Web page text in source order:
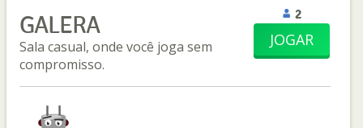
GALERA
Sala casual, onde você joga sem
compromisso.
2
JOGAR